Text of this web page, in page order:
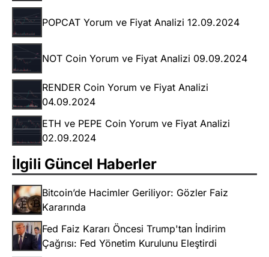
POPCAT Yorum ve Fiyat Analizi 12.09.2024
NOT Coin Yorum ve Fiyat Analizi 09.09.2024
RENDER Coin Yorum ve Fiyat Analizi
04.09.2024
ETH ve PEPE Coin Yorum ve Fiyat Analizi
02.09.2024
İlgili Güncel Haberler
Bitcoin’de Hacimler Geriliyor: Gözler Faiz
Kararında
Fed Faiz Kararı Öncesi Trump'tan İndirim
Çağrısı: Fed Yönetim Kurulunu Eleştirdi